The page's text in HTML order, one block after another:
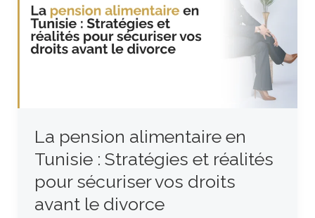
La pension alimentaire en
Tunisie : Stratégies et réalités
pour sécuriser vos droits
avant le divorce
en
Tunisie
:
sécuriser
vos
avant
le